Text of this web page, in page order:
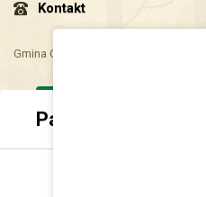
Kontakt
Gmina Czastary
Parafia